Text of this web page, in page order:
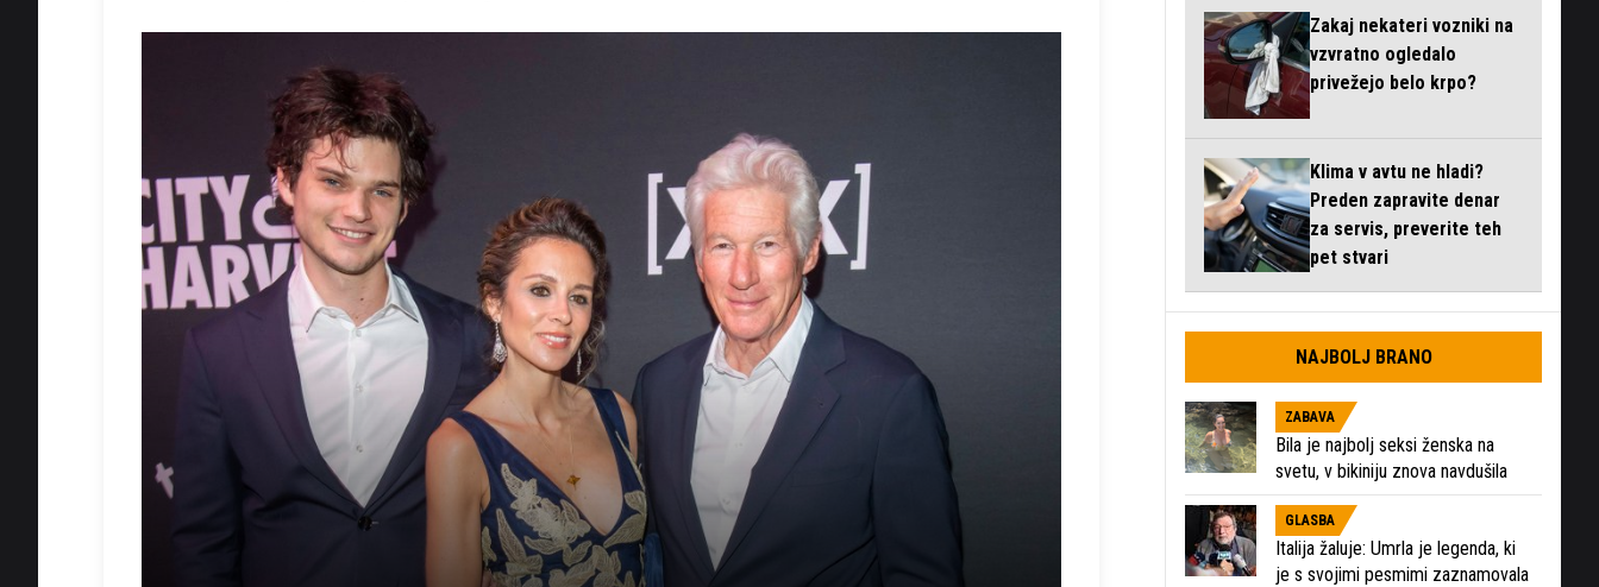
Zakaj nekateri vozniki na
vzvratno ogledalo
privežejo belo krpo?
Klima v avtu ne hladi?
Preden zapravite denar
za servis, preverite teh
pet stvari
NAJBOLJ BRANO
ZABAVA
Bila je najbolj seksi ženska na
svetu, v bikiniju znova navdušila
GLASBA
Italija žaluje: Umrla je legenda, ki
je s svojimi pesmimi zaznamovala